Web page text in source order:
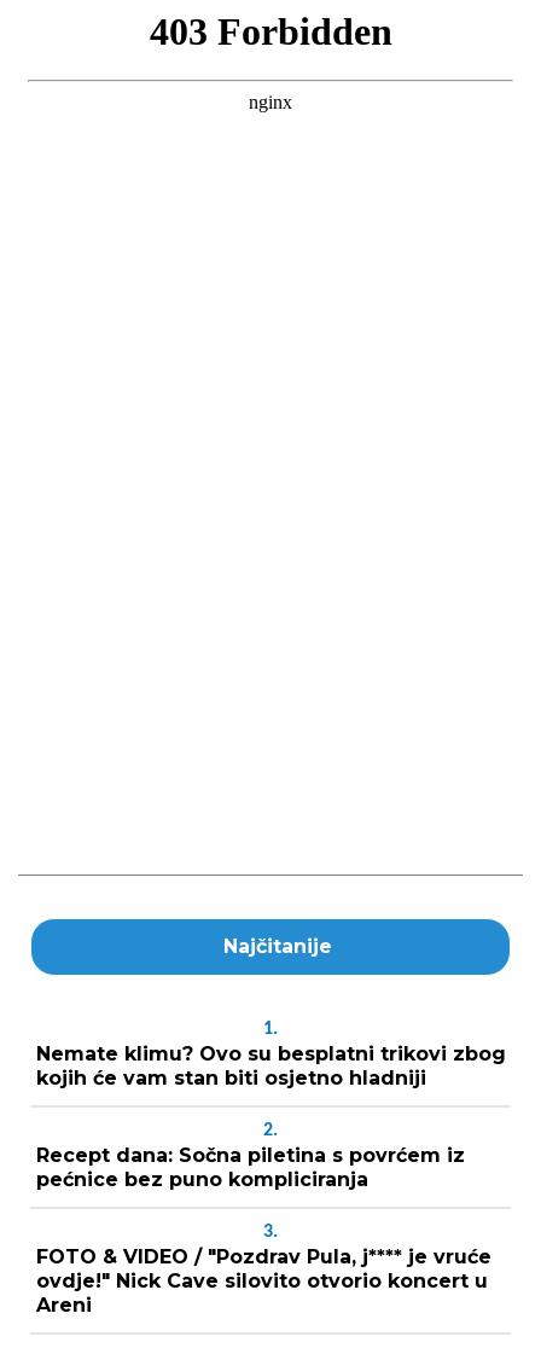
Najčitanije
1.
Nemate klimu? Ovo su besplatni trikovi zbog
kojih će vam stan biti osjetno hladniji
2.
Recept dana: Sočna piletina s povrćem iz
pećnice bez puno kompliciranja
3.
FOTO & VIDEO / "Pozdrav Pula, j**** je vruće
ovdje!" Nick Cave silovito otvorio koncert u
Areni